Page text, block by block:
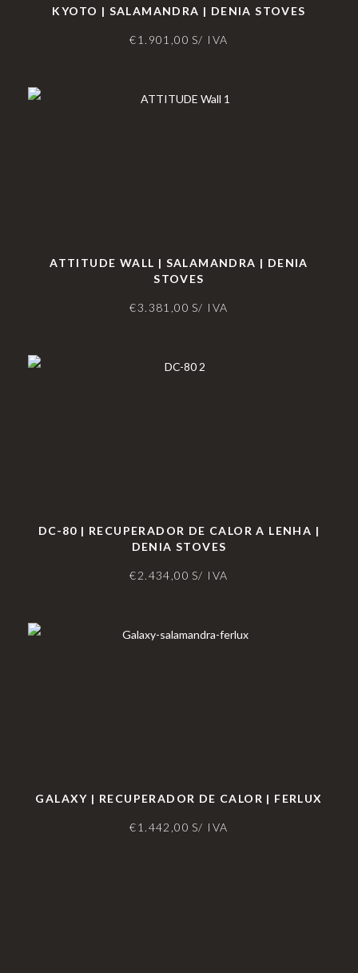
KYOTO | SALAMANDRA | DENIA STOVES
€1.901,00 S/ IVA
ATTITUDE WALL | SALAMANDRA | DENIA
STOVES
€3.381,00 S/ IVA
DC-80 | RECUPERADOR DE CALOR A LENHA |
DENIA STOVES
€2.434,00 S/ IVA
GALAXY | RECUPERADOR DE CALOR | FERLUX
€1.442,00 S/ IVA